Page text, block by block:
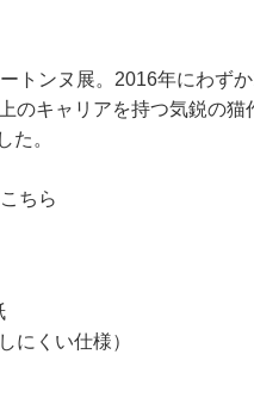
ンヌ展。2016年にわず
のキャリアを持つ気鋭の
た。
ちら
にくい仕様）